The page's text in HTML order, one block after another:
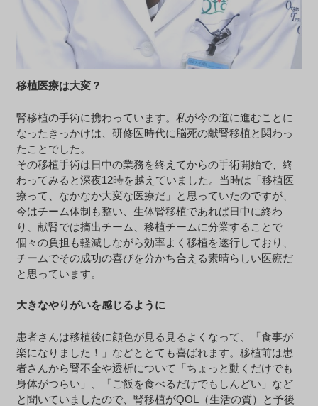
移植医療は大変？
腎移植の手術に携わっています。私が今の道に進むことに
なったきっかけは、研修医時代に脳死の献腎移植と関わっ
たことでした。
その移植手術は日中の業務を終えてからの手術開始で、終
わってみると深夜12時を越えていました。当時は「移植医
療って、なかなか大変な医療だ」と思っていたのですが、
今はチーム体制も整い、生体腎移植であれば日中に終わ
り、献腎では摘出チーム、移植チームに分業することで
個々の負担も軽減しながら効率よく移植を遂行しており、
チームでその成功の喜びを分かち合える素晴らしい医療だ
と思っています。
大きなやりがいを感じるように
患者さんは移植後に顔色が見る見るよくなって、「食事が
楽になりました！」などととても喜ばれます。移植前は患
者さんから腎不全や透析について「ちょっと動くだけでも
身体がつらい」、「ご飯を食べるだけでもしんどい」など
と聞いていましたので、腎移植がQOL（生活の質）と予後